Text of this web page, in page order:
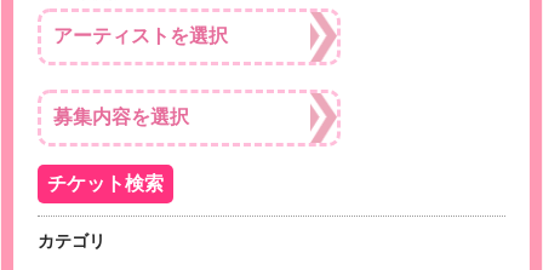
カテゴリ